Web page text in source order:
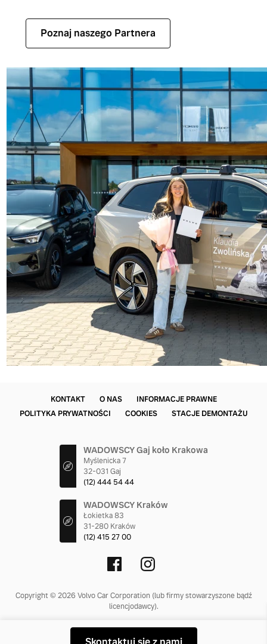
Poznaj naszego Partnera
KONTAKT O NAS
INFORMACJE PRAWNE
POLITYKA PRYWATNOŚCI
COOKIES STACJE DEMONTAŻU
WADOWSCY Gaj koło Krakowa
Myślenicka 7
32-031 Gaj
(12) 444 54 44
WADOWSCY Kraków
Łokietka 83
31-280 Kraków
(12) 415 27 00
Copyright © 2026 Volvo Car Corporation (lub firmy stowarzyszone bądź
licencjodawcy).